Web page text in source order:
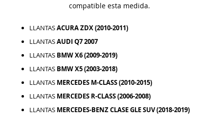
compatible esta medida.
LLANTASACURA ZDX (2010-2011)
LLANTASAUDI Q7 2007
LLANTAS BMW X6 (2009-2019)
LLANTAS BMW X5 (2003-2018)
LLANTAS MERCEDES M-CLASS (2010-2015)
LLANTAS MERCEDES R-CLASS (2006-2008)
LLANTAS MERCEDES-BENZ CLASE GLE SUV (2018-2019)